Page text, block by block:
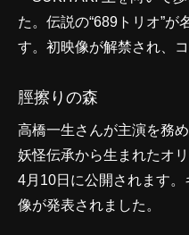
た。伝説の“689トリオ”が
す。初映像が解禁され、
脛擦りの森
高橋一生さんが主演を務
妖怪伝承から生まれたオ
4月10日に公開されます
像が発表されました。